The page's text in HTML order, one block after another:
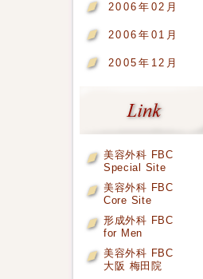
2006年02月
2006年01月
2005年12月
美容外科 FBC
Special Site
美容外科 FBC
Core Site
形成外科 FBC
for Men
美容外科 FBC
大阪 梅田院